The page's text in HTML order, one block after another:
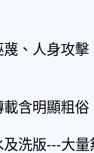
、人身攻
含明顯粗
洗版---大